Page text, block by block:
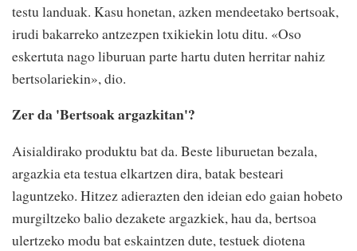
testu landuak. Kasu honetan, azken mendeetako bertsoak,
irudi bakarreko antzezpen txikiekin lotu ditu. «Oso
eskertuta nago liburuan parte hartu duten herritar nahiz
bertsolariekin», dio.
Zer da 'Bertsoak argazkitan'?
Aisialdirako produktu bat da. Beste liburuetan bezala,
argazkia eta testua elkartzen dira, batak besteari
laguntzeko. Hitzez adierazten den ideian edo gaian hobeto
murgiltzeko balio dezakete argazkiek, hau da, bertsoa
ulertzeko modu bat eskaintzen dute, testuek diotena